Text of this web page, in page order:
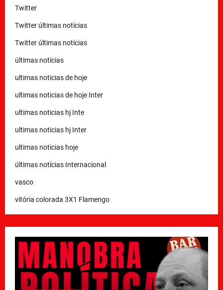
Twitter
Twitter últimas notícias
Twitter últimas notícias
últimas notícias
ultimas noticias de hoje
ultimas noticias de hoje Inter
ultimas noticias hj Inte
ultimas noticias hj Inter
ultimas noticias hoje
últimas notícias Internacional
vasco
vitória colorada 3X1 Flamengo